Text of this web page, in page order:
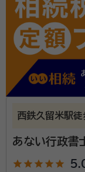
事務所口コミ（抜粋）
account_circle 満足度 5.0
相続業務を中
す。ご依頼いた
きるよう諸仕業
所属団体：福岡県行
西鉄久留米駅
あない行政書
star star star star star